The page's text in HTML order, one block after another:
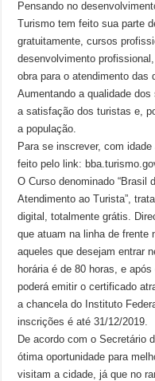
Pensando no
Turismo tem feito sua parte
gratuitamente, cursos
desenvolvimento
obra para o atendimento das
Aumentando a qualidade
a satisfação dos turistas e,
a população.
Para se inscrever, com
feito pelo link:
O Curso denominado “Brasil
Atendimento ao Turista”,
digital, totalmente grátis.
que atuam na linha de frente
aqueles que desejam entrar
horária é de 80 horas, e
poderá emitir o certificado
a chancela do Instituto
inscrições é até 31/12/2019.
De acordo com o Secretário
ótima oportunidade para
visitam a cidade, já que no